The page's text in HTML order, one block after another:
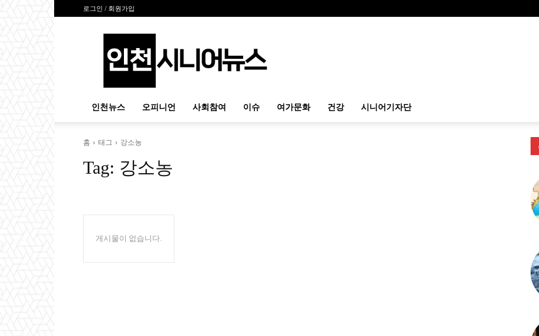
로그인 / 회원가입
시
인천뉴스 오피니언 사회참여 이슈 여가문화 건강 시니어기자단
홈 태그 강소농
Tag: 강소농
게시물이 없습니다.